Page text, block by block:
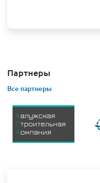
Партнеры
Все партнеры